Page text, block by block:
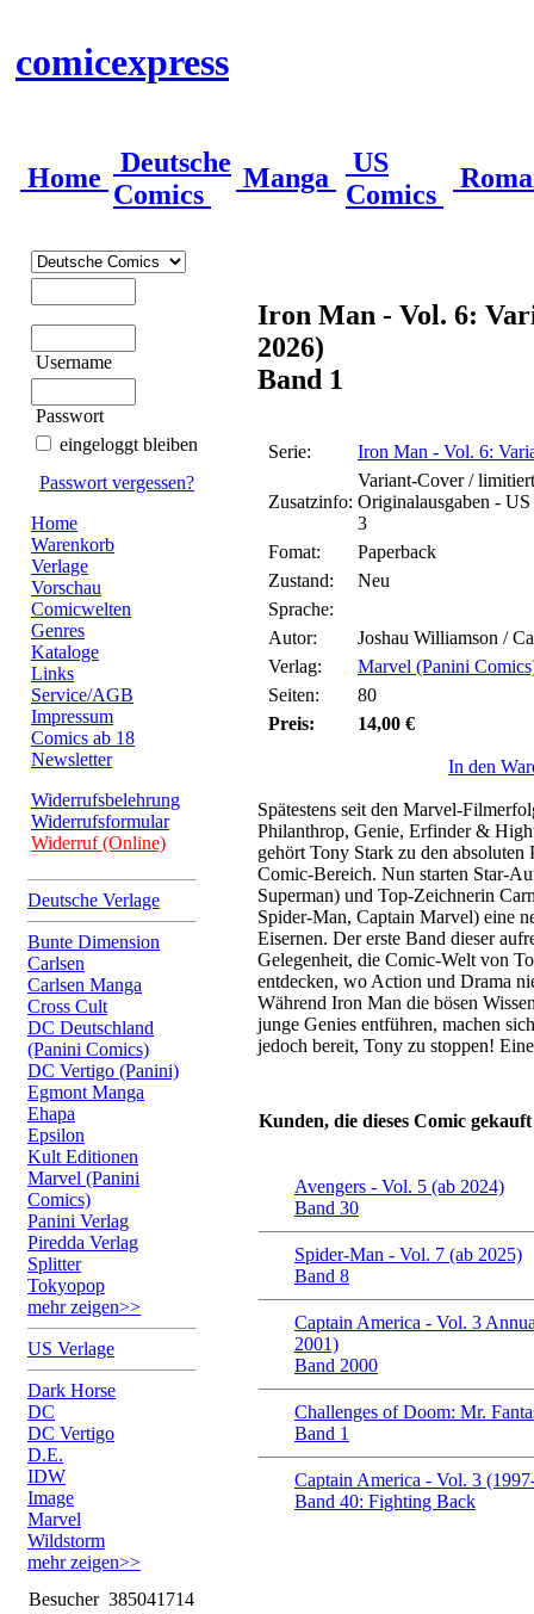
comicexpress
Home
Deutsche
Comics
Manga
US
Comics
Username
Passwort
eingeloggt bleiben
Passwort vergessen?
Home
Warenkorb
Verlage
Vorschau
Comicwelten
Genres
Kataloge
Links
Service/AGB
Impressum
Comics ab 18
Newsletter
Widerrufsbelehrung
Widerrufsformular
Widerruf (Online)
Deutsche Verlage
Bunte Dimension
Carlsen
Carlsen Manga
Cross Cult
DC Deutschland
(Panini Comics)
DC Vertigo (Panini)
Egmont Manga
Ehapa
Epsilon
Kult Editionen
Marvel (Panini
Comics)
Panini Verlag
Piredda Verlag
Splitter
Tokyopop
mehr zeigen>>
US Verlage
Dark Horse
DC
DC Vertigo
D.E.
IDW
Image
Marvel
Wildstorm
mehr zeigen>>
Besucher 385041714
Iron Man - Vol. 6:
2026)
Band 1
Serie: Iron Man - Vol. 6:
Zusatzinfo:
Variant-Cover /
Originalausgaben -
3
Fomat:
Paperback
Zustand:
Neu
Sprache:
Autor:
Joshau Williamson /
Verlag:
Marvel (Panini
Seiten:
80
Preis:
14,00 €
In den
Spätestens seit den Marvel-
Philanthrop, Genie, Erfinder &
gehört Tony Stark zu den
Comic-Bereich. Nun starten Star-
Superman) und Top-Zeichnerin
Spider-Man, Captain Marvel) eine
Eisernen. Der erste Band dieser
Gelegenheit, die Comic-Welt von
entdecken, wo Action und Drama
Während Iron Man die bösen
junge Genies entführen, machen
jedoch bereit, Tony zu stoppen!
Kunden, die dieses Comic
Avengers - Vol. 5 (ab 2024)
Band 30
Spider-Man - Vol. 7 (ab 2025)
Band 8
Captain America - Vol. 3
2001)
Band 2000
Challenges of Doom: Mr.
Band 1
Captain America - Vol. 3
Band 40: Fighting Back